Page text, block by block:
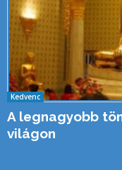
Kedvenc
A legnagyobb
világon